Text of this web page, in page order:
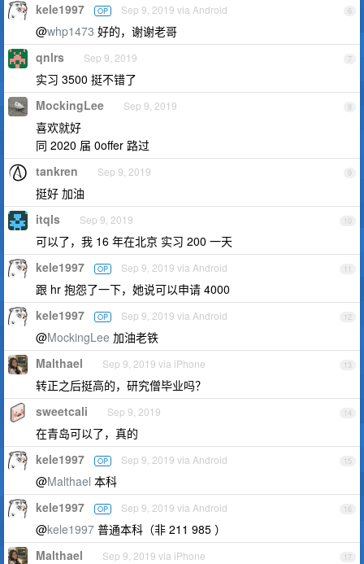
6
kele1997 OP Sep 9, 2019 via Android
@whp1473 好的，谢谢老哥
7
qnlrs Sep 9, 2019
实习 3500 挺不错了
8
MockingLee Sep 9, 2019
喜欢就好
同 2020 届 0offer 路过
9
tankren Sep 9, 2019
挺好 加油
10
itqls Sep 9, 2019
可以了，我 16 年在北京 实习 200 一天
11
kele1997 OP Sep 9, 2019 via Android
跟 hr 抱怨了一下，她说可以申请 4000
12
kele1997 OP Sep 9, 2019 via Android
@MockingLee 加油老铁
13
Malthael Sep 9, 2019 via iPhone
转正之后挺高的，研究僧毕业吗？
14
sweetcali Sep 9, 2019
在青岛可以了，真的
15
kele1997 OP Sep 9, 2019 via Android
@Malthael 本科
16
kele1997 OP Sep 9, 2019 via Android
@kele1997 普通本科（非 211 985 ）
17
Malthael Sep 9, 2019 via iPhone